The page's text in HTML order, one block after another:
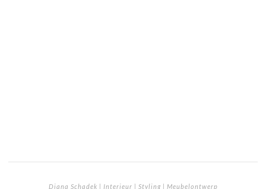
Diana Schadek | Interieur | Styling | Meubelontwerp